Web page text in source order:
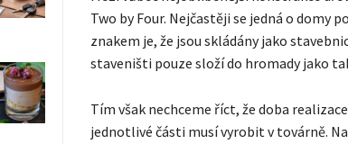
Two by Four. Nejčastěji se jedná o domy
znakem je, že jsou skládány jako
staveništi pouze složí do hromady jako
Tím však nechceme říct, že doba
jednotlivé části musí vyrobit v továrně.